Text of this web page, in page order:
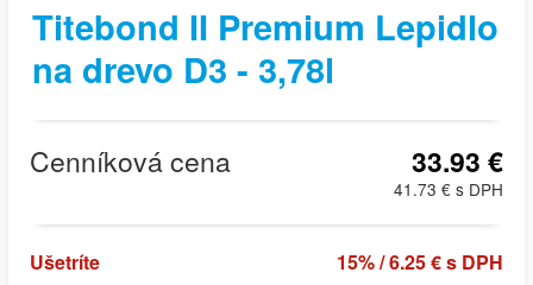
Titebond II Premium Lepidlo
na drevo D3 - 3,78l
Cenníková cena 33.93 €
41.73 € s DPH
Ušetríte 15% / 6.25 € s DPH